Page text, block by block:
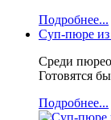
Подробнее...
Суп-пюре из
Среди
Готовятся
Подробнее...